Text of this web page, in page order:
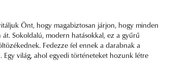
Önt, hogy magabiztosan járjon, hogy minden
át. Sokoldalú, modern hatásokkal, ez a gyűrű
Fedezze fel ennek a darabnak a
Egy világ, ahol egyedi történeteket hozunk létre